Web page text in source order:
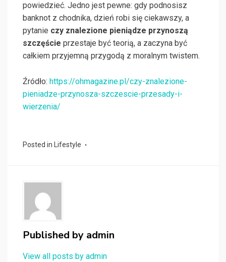
powiedzieć. Jedno jest pewne: gdy podnosisz
banknot z chodnika, dzień robi się ciekawszy, a
pytanie czy znalezione pieniądze przynoszą
szczęście przestaje być teorią, a zaczyna być
całkiem przyjemną przygodą z moralnym twistem.
Źródło: https://ohmagazine.pl/czy-znalezione-
pieniadze-przynosza-szczescie-przesady-i-
wierzenia/
Posted in Lifestyle
Published by admin
View all posts by admin